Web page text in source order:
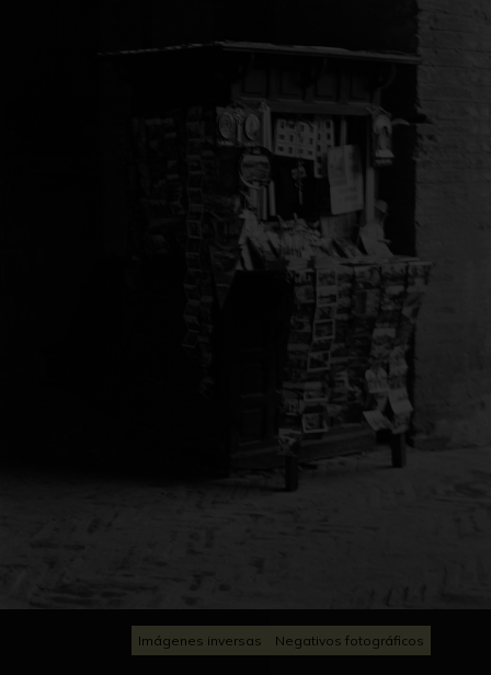
Imágenes inversas Negativos fotográficos